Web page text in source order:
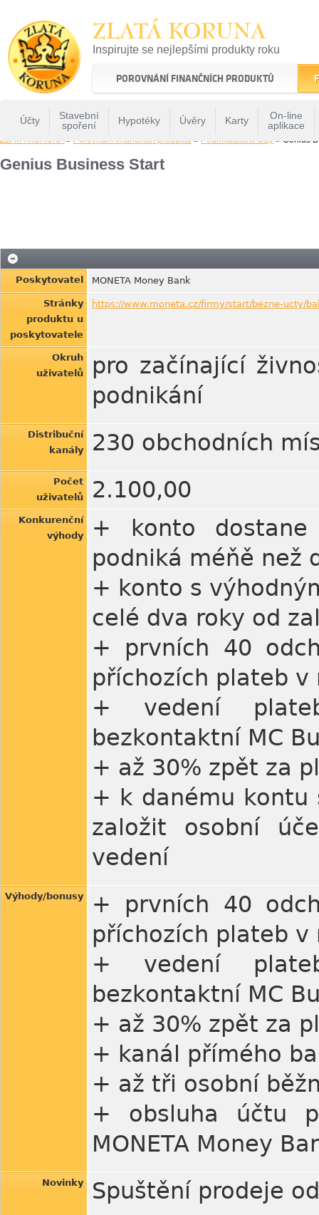
ZLATÁ KORUNA
Inspirujte se nejlepšími produkty roku
22 let tradice a kvality na finančním trhu
POROVNÁNÍ FINANČNÍCH PRODUKTŮ
Účty
Stavební
spoření
Hypotéky Úvěry Karty
On-line
aplikace
ZLATÁ KORUNA» Porovnání finančních produktů » Podnikatelské účty » Genius
Genius Business Start
Poskytovatel MONETA Money Bank
Stránky
produktu u
poskytovatele
https://www.moneta.cz/firmy/start/bezne-ucty/
Okruh
uživatelů
pro začínající
podnikání
Distribuční
kanály
230 obchodních
Počet
uživatelů
2.100,00
Konkurenční
výhody
+ konto
podniká méňě než
+ konto s
celé dva roky od
+ prvních 40
příchozích plateb
+ vedení
bezkontaktní MC
+ až 30% zpět za
+ k danému kontu
založit osobní
vedení
Výhody/bonusy
+ prvních 40
příchozích plateb
+ vedení
bezkontaktní MC
+ až 30% zpět za
+ kanál přímého
+ až tři osobní
+ obsluha účtu
MONETA Money
Novinky Spuštění prodeje